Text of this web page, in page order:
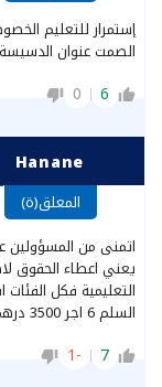
إستمرار للتعليم
الصمت عنوان الدسيسة
6
0
Hanane
المعلق(ة)
اتمنى من المسؤولين
يعني اعطاء الحقوق
التعليمية فكل
السلم 6 اجر 3500 درهم مع هذ الغلاء الذي نعيشه………….. الخ
7
-1